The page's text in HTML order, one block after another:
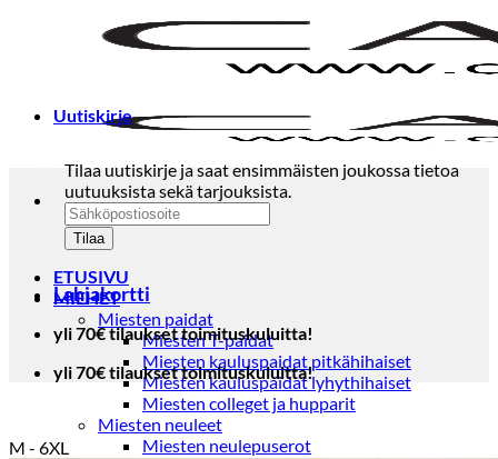
ETUSIVU
MIEHET
Miesten paidat
Miesten T-paidat
Miesten kauluspaidat pitkähihaiset
Miesten kauluspaidat lyhythihaiset
Miesten colleget ja hupparit
Miesten neuleet
Miesten neulepuserot
Uutiskirje
Tilaa uutiskirje ja saat ensimmäisten joukossa tietoa
uutuuksista sekä tarjouksista.
Lahjakortti
yli 70€ tilaukset toimituskuluitta!
yli 70€ tilaukset toimituskuluitta!
M - 6XL